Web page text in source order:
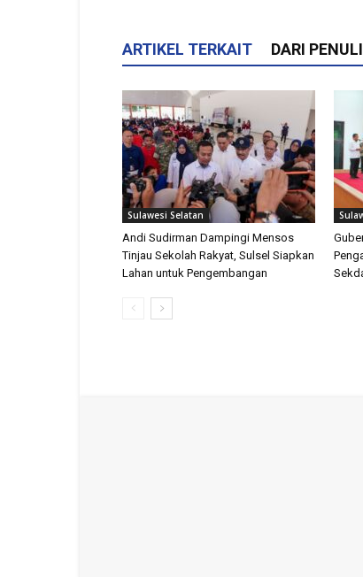
ARTIKEL TERKAIT DARI
Sulawesi Selatan
Andi Sudirman Dampingi Mensos
Tinjau Sekolah Rakyat, Sulsel Siapkan
Lahan untuk Pengembangan